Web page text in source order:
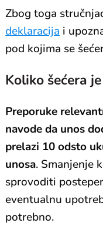
Zbog toga
deklaracijai
pod kojima se
Koliko šećera
Preporuke
navode da unos
prelazi 10 odsto
unosa. Smanjenje
sprovoditi
eventualnu
potrebno.